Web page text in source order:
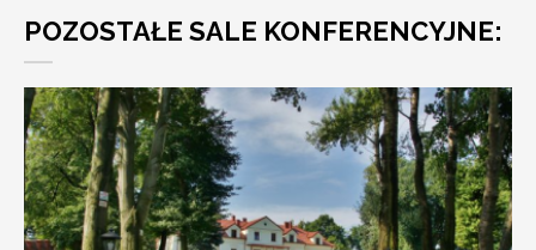
POZOSTAŁE SALE KONFERENCYJNE: